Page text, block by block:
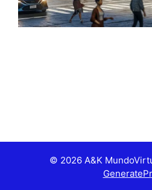
© 2026 A&K